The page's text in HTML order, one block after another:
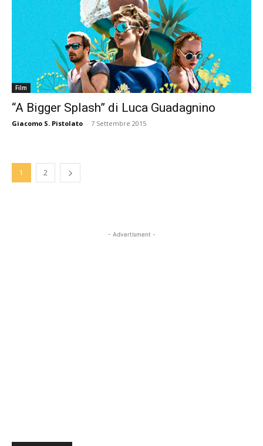
Film
“A Bigger Splash” di Luca Guadagnino
Giacomo S. Pistolato - 7 Settembre 2015
1 2
- Advertisment -